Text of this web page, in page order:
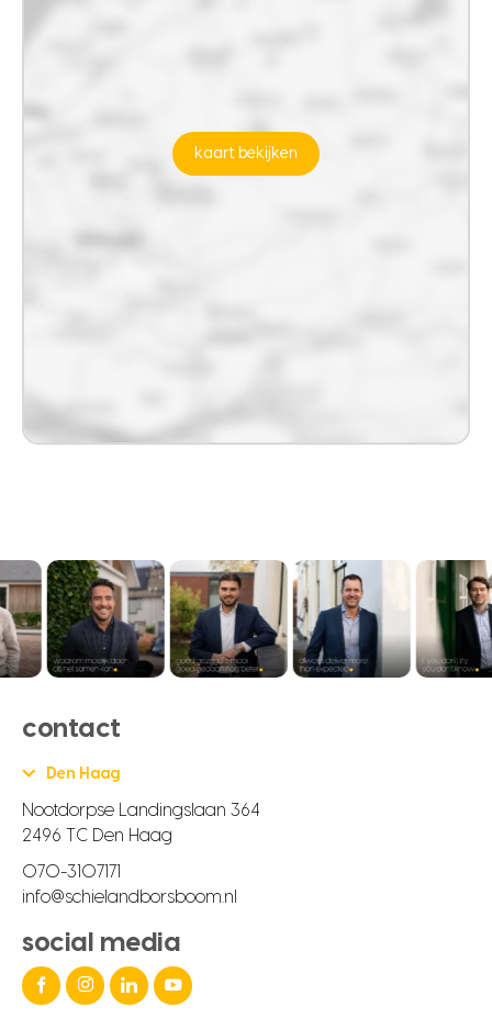
kaart bekijken
contact
Den Haag
Nootdorpse Landingslaan 364
2496 TC Den Haag
070-3107171
info@schielandborsboom.nl
social media